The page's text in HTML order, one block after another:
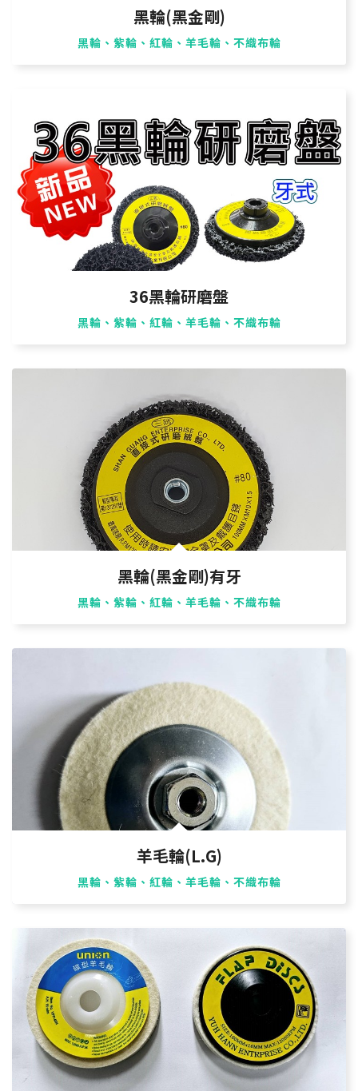
黑輪(黑金剛)
黑輪、紫輪、紅輪、羊毛輪、不織布輪
36黑輪研磨盤
黑輪、紫輪、紅輪、羊毛輪、不織布輪
黑輪(黑金剛)有牙
黑輪、紫輪、紅輪、羊毛輪、不織布輪
羊毛輪(L.G)
黑輪、紫輪、紅輪、羊毛輪、不織布輪